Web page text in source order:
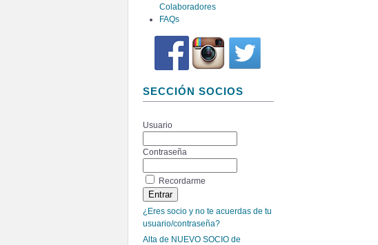
Colaboradores
FAQs
SECCIÓN SOCIOS
Usuario
Contraseña
Recordarme
¿Eres socio y no te acuerdas de tu
usuario/contraseña?
Alta de NUEVO SOCIO de